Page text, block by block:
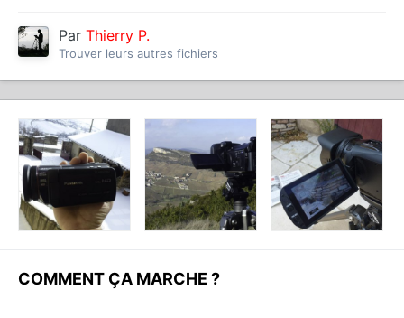
Par Thierry P.
Trouver leurs autres fichiers
COMMENT ÇA MARCHE ?